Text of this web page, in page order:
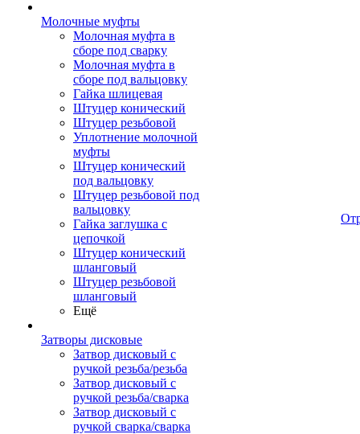
Молочные муфты
Молочная муфта в
сборе под сварку
Молочная муфта в
сборе под вальцовку
Гайка шлицевая
Штуцер конический
Штуцер резьбовой
Уплотнение молочной
муфты
Штуцер конический
под вальцовку
Штуцер резьбовой под
вальцовку
Гайка заглушка с
цепочкой
Штуцер конический
шланговый
Штуцер резьбовой
шланговый
Ещё
Затворы дисковые
Затвор дисковый с
ручкой резьба/резьба
Затвор дисковый с
ручкой резьба/сварка
Затвор дисковый с
ручкой сварка/сварка